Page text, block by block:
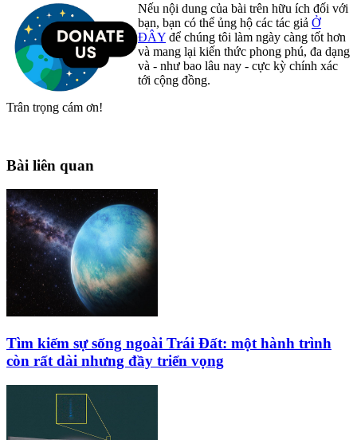
Nếu nội dung của bài trên hữu ích đối với
bạn, bạn có thể ủng hộ các tác giả Ở
ĐÂY để chúng tôi làm ngày càng tốt hơn
và mang lại kiến thức phong phú, đa dạng
và - như bao lâu nay - cực kỳ chính xác
tới cộng đồng.
Trân trọng cám ơn!
Bài liên quan
Tìm kiếm sự sống ngoài Trái Đất: một hành trình
còn rất dài nhưng đầy triển vọng